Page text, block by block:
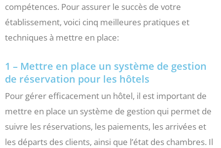
compétences. Pour assurer le succès de votre
établissement, voici cinq meilleures pratiques et
techniques à mettre en place:
1 – Mettre en place un système de gestion
de réservation pour les hôtels
Pour gérer efficacement un hôtel, il est important de
mettre en place un système de gestion qui permet de
suivre les réservations, les paiements, les arrivées et
les départs des clients, ainsi que l’état des chambres. Il